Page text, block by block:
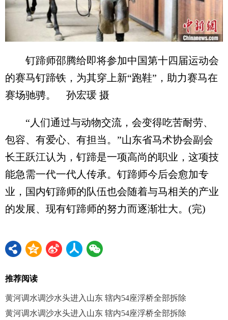
钉蹄师邵腾给即将参加中国第十四届运动会
的赛马钉蹄铁，为其穿上新“跑鞋”，助力赛马在
赛场驰骋。 孙宏瑗 摄
“人们通过与动物交流，会变得吃苦耐劳、
包容、有爱心、有担当。”山东省马术协会副会
长王跃江认为，钉蹄是一项高尚的职业，这项技
能急需一代一代人传承。钉蹄师今后会愈加专
业，国内钉蹄师的队伍也会随着与马相关的产业
的发展、现有钉蹄师的努力而逐渐壮大。(完)
推荐阅读
黄河调水调沙水头进入山东 辖内54座浮桥全部拆除
黄河调水调沙水头进入山东 辖内54座浮桥全部拆除